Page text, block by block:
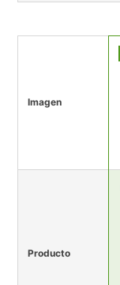
Imagen
Producto